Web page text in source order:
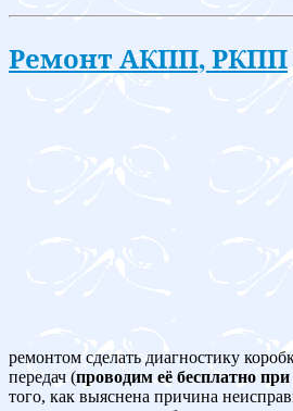
Ремонт АКПП, РКПП
ремонтом сделать диагностику
передач (проводим её бесплатно
того, как выяснена причина